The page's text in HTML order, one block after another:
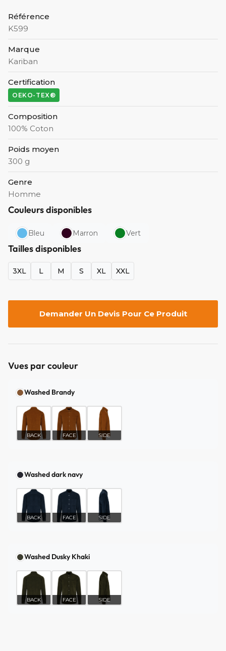
Référence
K599
Marque
Kariban
Certification
OEKO-TEX®
Composition
100% Coton
Poids moyen
300 g
Genre
Homme
Couleurs disponibles
Bleu Marron Vert
Tailles disponibles
3XL L M S XL XXL
Demander Un Devis Pour Ce Produit
Vues par couleur
Washed Brandy
BACK FACE SIDE
Washed dark navy
BACK FACE SIDE
Washed Dusky Khaki
BACK FACE SIDE